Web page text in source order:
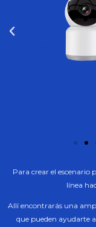
Para crear el escenario
línea
Allí encontrarás una
que pueden ayudarte